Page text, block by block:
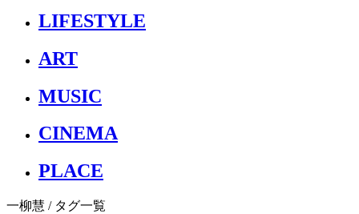
LIFESTYLE
ART
MUSIC
CINEMA
PLACE
一柳慧 / タグ一覧